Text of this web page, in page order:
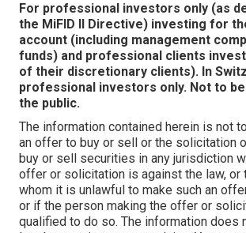
For professional investors only (as
the MiFID II Directive) investing for
account (including management
funds) and professional clients
of their discretionary clients). In
professional investors only. Not to
the public.
The information contained herein is not
an offer to buy or sell or the solicitation
buy or sell securities in any jurisdiction
offer or solicitation is against the law, or
whom it is unlawful to make such an
or if the person making the offer or
qualified to do so. The information does